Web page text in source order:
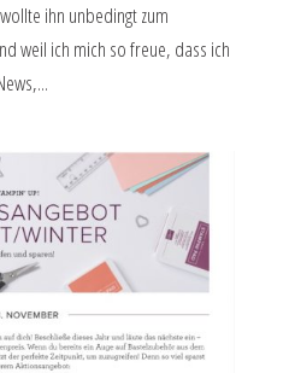
ihn unbedingt zum
weil ich mich so freue, dass ich